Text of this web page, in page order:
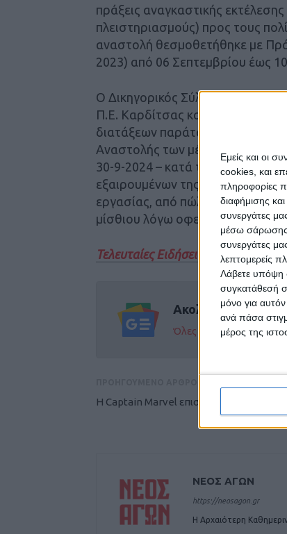
Εμείς και οι
cookies, και
πληροφορίες
διαφήμισης
συνεργάτες
μέσω σάρωσης
συνεργάτες
λεπτομερείς
Λάβετε υπόψη
συγκατάθεσή
μόνο για
ανά πάσα
μέρος της
πράξεις αναγκαστικής
πλειστηριασμούς) προς τους
αναστολή θεσμοθετήθηκε με
2023) από 06 Σεπτεμβρίου έως
Ο Δικηγορικός Σύλλογος
Π.Ε. Καρδίτσας και όλα τα
διατάξεων παράτασης της
Αναστολής των μέτρων
30-9-2024 – κατά τα πρότυπα
εξαιρουμένων της αναστολής
εργασίας, από πώληση
μίσθιου λόγω οφειλής
Τελευταίες Ειδήσεις Σήμερα
Ακολούθησε την
Όλες οι εξελίξεις στην
Η Captain Marvel επιστρέφει με... παρέα!
ΝΕΟΣ ΑΓΩΝ
https://neosagon.gr
Η Αρχαιότερη